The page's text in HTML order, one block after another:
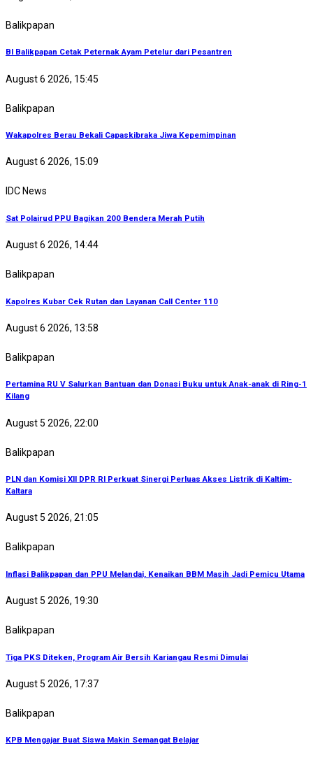
Balikpapan
BI Balikpapan Cetak Peternak Ayam Petelur dari Pesantren
August 6 2026, 15:45
Balikpapan
Wakapolres Berau Bekali Capaskibraka Jiwa Kepemimpinan
August 6 2026, 15:09
IDC News
Sat Polairud PPU Bagikan 200 Bendera Merah Putih
August 6 2026, 14:44
Balikpapan
Kapolres Kubar Cek Rutan dan Layanan Call Center 110
August 6 2026, 13:58
Balikpapan
Pertamina RU V Salurkan Bantuan dan Donasi Buku untuk Anak-anak di Ring-1
Kilang
August 5 2026, 22:00
Balikpapan
PLN dan Komisi XII DPR RI Perkuat Sinergi Perluas Akses Listrik di Kaltim-
Kaltara
August 5 2026, 21:05
Balikpapan
Inflasi Balikpapan dan PPU Melandai, Kenaikan BBM Masih Jadi Pemicu Utama
August 5 2026, 19:30
Balikpapan
Tiga PKS Diteken, Program Air Bersih Kariangau Resmi Dimulai
August 5 2026, 17:37
Balikpapan
KPB Mengajar Buat Siswa Makin Semangat Belajar